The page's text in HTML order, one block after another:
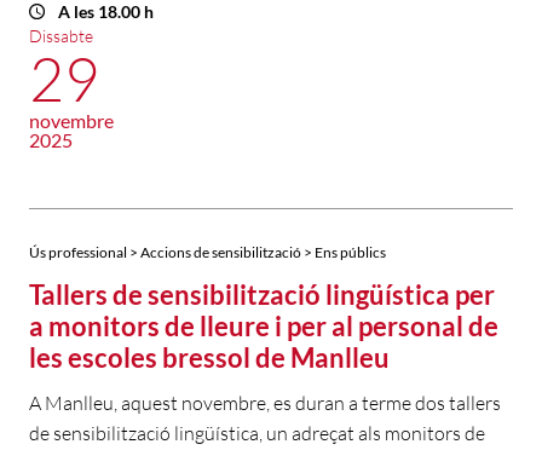
A les 18.00 h
Dissabte
29
novembre
2025
Ús professional > Accions de sensibilització > Ens públics
Tallers de sensibilització lingüística per
a monitors de lleure i per al personal de
les escoles bressol de Manlleu
A Manlleu, aquest novembre, es duran a terme dos tallers
de sensibilització lingüística, un adreçat als monitors de